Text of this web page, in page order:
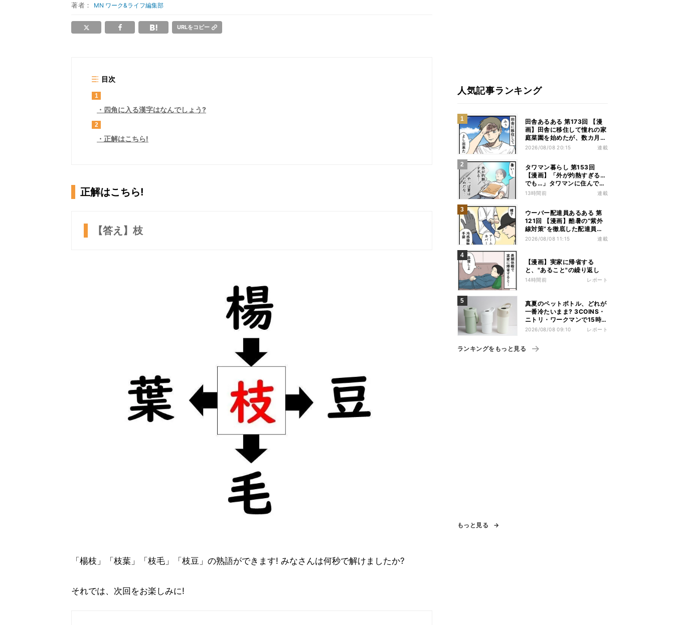
著者： MN ワーク&ライフ編集部
URLをコピー
目次
1
四角に入る漢字はなんでしょう?
2
正解はこちら!
正解はこちら!
【答え】枝
「楊枝」「枝葉」「枝毛」「枝豆」の熟語ができます! みなさんは何秒で解けましたか?
それでは、次回をお楽しみに!
人気記事ランキング
田舎あるある 第173回 【漫
画】田舎に移住して憧れの家
庭菜園を始めたが、数カ月後
の光景に絶句
2026/08/08 20:15 連載
タワマン暮らし 第153回
【漫画】「外が灼熱すぎる…
でも…」タワマンに住んで分
かった夏のメリット
13時間前 連載
ウーバー配達員あるある 第
121回 【漫画】酷暑の“紫外
線対策”を徹底した配達員
が、数カ月後に絶句した理由
2026/08/08 11:15 連載
【漫画】実家に帰省する
と、"あること"の繰り返し
14時間前 レポート
真夏のペットボトル、どれが
一番冷たいまま? 3COINS・
ニトリ・ワークマンで15時間
検証してみた
2026/08/08 09:10 レポート
ランキングをもっと見る
もっと見る